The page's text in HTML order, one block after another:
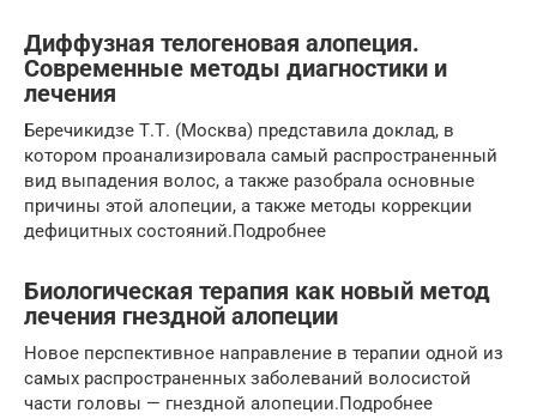
Диффузная телогеновая алопеция.
Современные методы диагностики и
лечения
Беречикидзе Т.Т. (Москва) представила доклад, в
котором проанализировала самый распространенный
вид выпадения волос, а также разобрала основные
причины этой алопеции, а также методы коррекции
дефицитных состояний.Подробнее
Биологическая терапия как новый метод
лечения гнездной алопеции
Новое перспективное направление в терапии одной из
самых распространенных заболеваний волосистой
части головы — гнездной алопеции.Подробнее